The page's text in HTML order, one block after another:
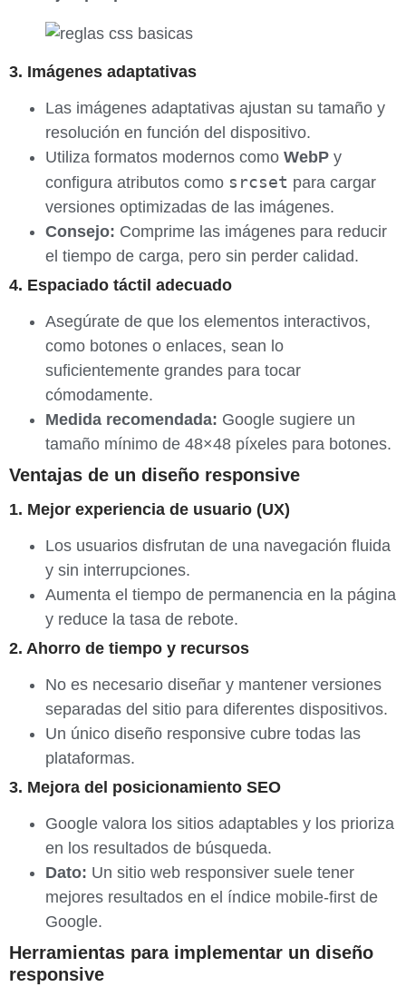
3. Imágenes adaptativas
Las imágenes adaptativas ajustan su tamaño y
resolución en función del dispositivo.
Utiliza formatos modernos como WebP y
configura atributos como srcset para cargar
versiones optimizadas de las imágenes.
Consejo: Comprime las imágenes para reducir
el tiempo de carga, pero sin perder calidad.
4. Espaciado táctil adecuado
Asegúrate de que los elementos interactivos,
como botones o enlaces, sean lo
suficientemente grandes para tocar
cómodamente.
Medida recomendada: Google sugiere un
tamaño mínimo de 48×48 píxeles para botones.
Ventajas de un diseño responsive
1. Mejor experiencia de usuario (UX)
Los usuarios disfrutan de una navegación fluida
y sin interrupciones.
Aumenta el tiempo de permanencia en la página
y reduce la tasa de rebote.
2. Ahorro de tiempo y recursos
No es necesario diseñar y mantener versiones
separadas del sitio para diferentes dispositivos.
Un único diseño responsive cubre todas las
plataformas.
3. Mejora del posicionamiento SEO
Google valora los sitios adaptables y los prioriza
en los resultados de búsqueda.
Dato: Un sitio web responsiver suele tener
mejores resultados en el índice mobile-first de
Google.
Herramientas para implementar un diseño
responsive